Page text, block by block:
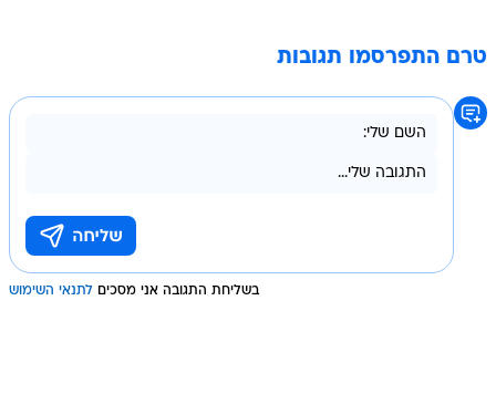
טרם התפרסמו תגובות
בשליחת התגובה אני מסכים לתנאי השימוש